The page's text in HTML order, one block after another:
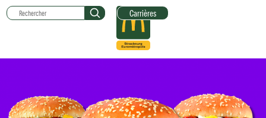
Carrières